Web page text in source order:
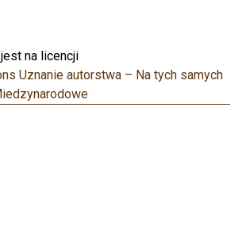
na licencji
Uznanie autorstwa – Na tych samych